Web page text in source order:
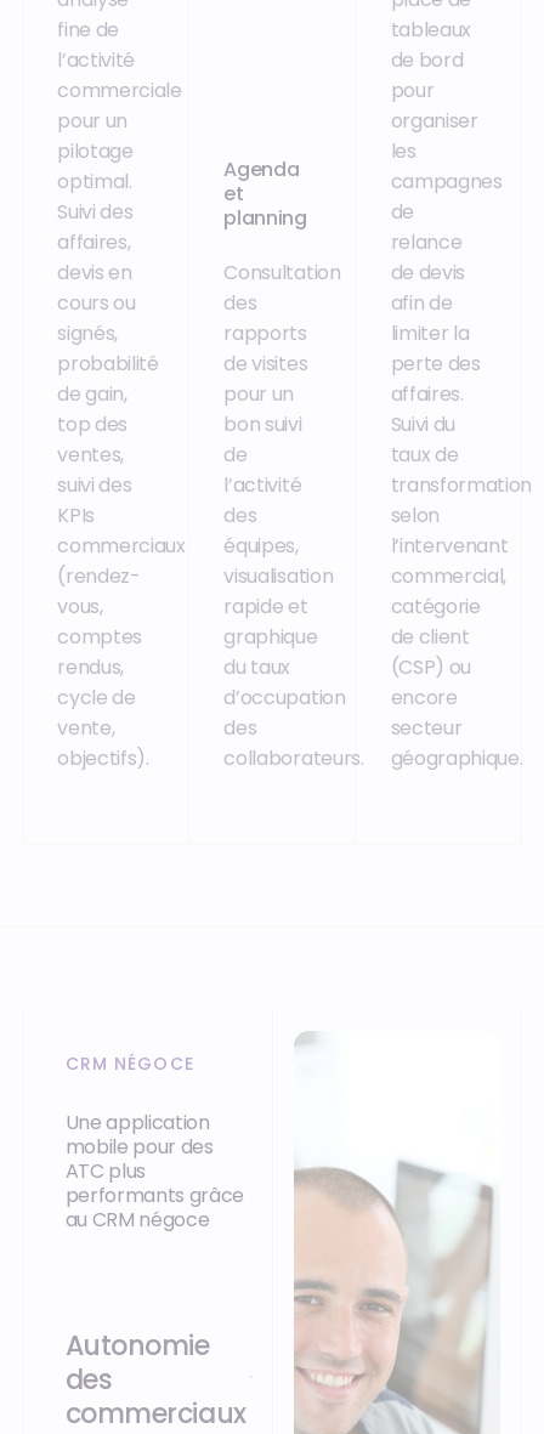
fine de
l’activité
commerciale
pour un
pilotage
optimal.
Suivi des
affaires,
devis en
cours ou
signés,
probabilité
de gain,
top des
ventes,
suivi des
KPIs
commerciaux
(rendez-
vous,
comptes
rendus,
cycle de
vente,
objectifs).
Agenda
et
planning
Consultation
des
rapports
de visites
pour un
bon suivi
de
l’activité
des
équipes,
visualisation
rapide et
graphique
du taux
d’occupation
des
collaborateurs.
tableaux
de bord
pour
organiser
les
campagnes
de
relance
de devis
afin de
limiter la
perte des
affaires.
Suivi du
taux de
transformation
selon
l’intervenant
commercial,
catégorie
de client
(CSP) ou
encore
secteur
géographique.
CRM NÉGOCE
Une application
mobile pour des
ATC plus
performants grâce
au CRM négoce
Autonomie
des
commerciaux